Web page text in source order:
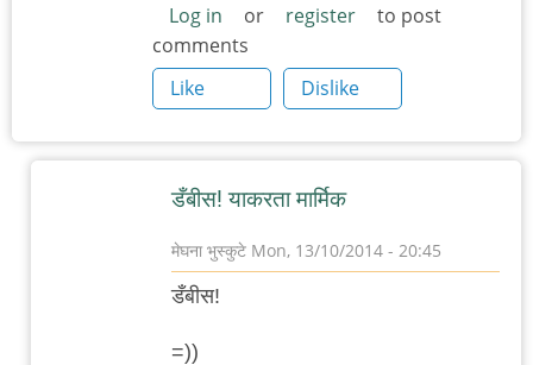
Log in or register
to post
comments
Like
Dislike
डँबीस! याकरता मार्मिक
मेघना भुस्कुटे Mon, 13/10/2014 - 20:45
In
to
डँबीस!
=))